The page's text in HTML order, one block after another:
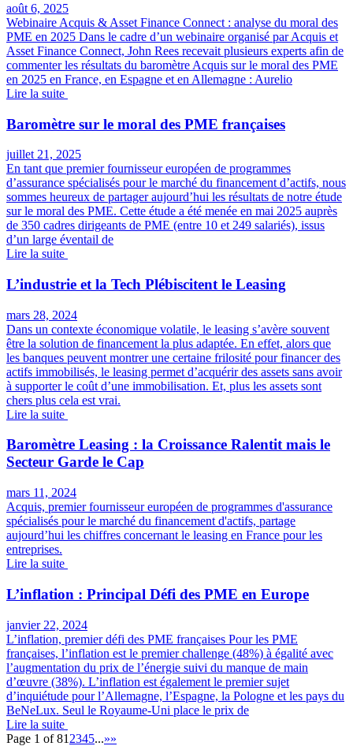
août 6, 2025
Webinaire Acquis & Asset Finance Connect : analyse du moral des
PME en 2025 Dans le cadre d’un webinaire organisé par Acquis et
Asset Finance Connect, John Rees recevait plusieurs experts afin de
commenter les résultats du baromètre Acquis sur le moral des PME
en 2025 en France, en Espagne et en Allemagne : Aurelio
Lire la suite
Baromètre sur le moral des PME françaises
juillet 21, 2025
En tant que premier fournisseur européen de programmes
d’assurance spécialisés pour le marché du financement d’actifs, nous
sommes heureux de partager aujourd’hui les résultats de notre étude
sur le moral des PME. Cette étude a été menée en mai 2025 auprès
de 350 cadres dirigeants de PME (entre 10 et 249 salariés), issus
d’un large éventail de
Lire la suite
L’industrie et la Tech Plébiscitent le Leasing
mars 28, 2024
Dans un contexte économique volatile, le leasing s’avère souvent
être la solution de financement la plus adaptée. En effet, alors que
les banques peuvent montrer une certaine frilosité pour financer des
actifs immobilisés, le leasing permet d’acquérir des assets sans avoir
à supporter le coût d’une immobilisation. Et, plus les assets sont
chers plus cela est vrai.
Lire la suite
Baromètre Leasing : la Croissance Ralentit mais le
Secteur Garde le Cap
mars 11, 2024
Acquis, premier fournisseur européen de programmes d'assurance
spécialisés pour le marché du financement d'actifs, partage
aujourd’hui les chiffres concernant le leasing en France pour les
entreprises.
Lire la suite
L’inflation : Principal Défi des PME en Europe
janvier 22, 2024
L’inflation, premier défi des PME françaises Pour les PME
françaises, l’inflation est le premier challenge (48%) à égalité avec
l’augmentation du prix de l’énergie suivi du manque de main
d’œuvre (38%). L’inflation est également le premier sujet
d’inquiétude pour l’Allemagne, l’Espagne, la Pologne et les pays du
BeNeLux. Seul le Royaume-Uni place le prix de
Lire la suite
Page 1 of 81 2345...»»